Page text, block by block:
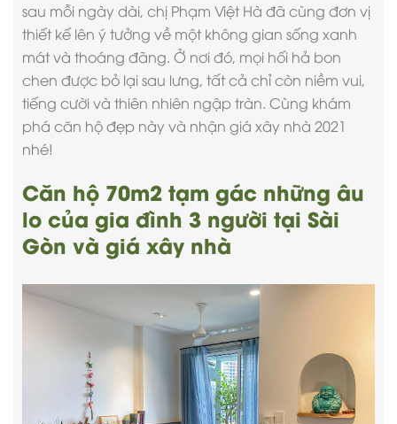
sau mỗi ngày dài, chị Phạm Việt Hà đã cùng đơn vị
thiết kế lên ý tưởng về một không gian sống xanh
mát và thoáng đãng. Ở nơi đó, mọi hối hả bon
chen được bỏ lại sau lưng, tất cả chỉ còn niềm vui,
tiếng cười và thiên nhiên ngập tràn. Cùng khám
phá căn hộ đẹp này và nhận giá xây nhà 2021
nhé!
Căn hộ 70m2 tạm gác những âu
lo của gia đình 3 người tại Sài
Gòn và giá xây nhà